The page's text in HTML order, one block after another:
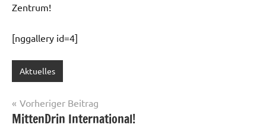
Zentrum!
[nggallery id=4]
Aktuelles
Beitragsnavigation
Vorheriger Beitrag
MittenDrin International!